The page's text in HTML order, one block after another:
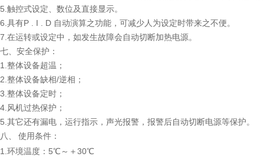
5.触控式设定、数位及直接显示。
6.具有P . I . D 自动演算之功能，可减少人为设定时带来之不便。
7.在运转或设定中，如发生故障会自动切断加热电源。
七、安全保护：
1.整体设备超温；
2.整体设备缺相/逆相；
3.整体设备定时；
4.风机过热保护；
5.其它还有漏电，运行指示，声光报警，报警后自动切断电源等保护。
八、
使用条件：
1.环境温度：5℃～＋30℃